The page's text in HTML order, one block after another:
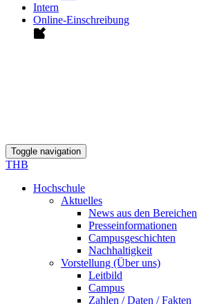
Intern
Online-Einschreibung
Toggle navigation
THB
Hochschule
Aktuelles
News aus den Bereichen
Presseinformationen
Campusgeschichten
Nachhaltigkeit
Vorstellung (Über uns)
Leitbild
Campus
Zahlen / Daten / Fakten